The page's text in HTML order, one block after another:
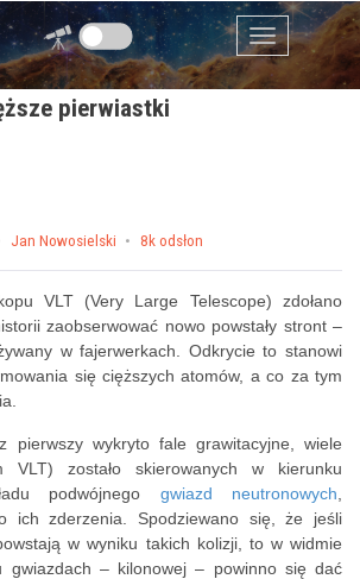
Menu
pierwiastki
Jan Nowosielski 8k odsłon
VLT (Very Large Telescope) zdołano
zaobserwować nowo powstały stront –
w fajerwerkach. Odkrycie to stanowi
się cięższych atomów, a co za tym
wykryto fale grawitacyjne, wiele
VLT) zostało skierowanych w kierunku
podwójnego gwiazd neutronowych
ich zderzenia. Spodziewano się, że jeśli
w wyniku takich kolizji, to w widmie
gwiazdach – kilonowej – powinno się dać